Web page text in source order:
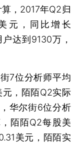
，2017年Q2归
元，同比增长
达到9130万，
7位分析师平均
，陌陌Q2实际
华尔街6位分析
陌陌Q2每股美
美元，陌陌实